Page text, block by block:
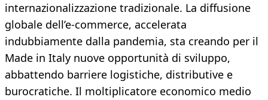
internazionalizzazione tradizionale. La diffusione
globale dell’e-commerce, accelerata
indubbiamente dalla pandemia, sta creando per il
Made in Italy nuove opportunità di sviluppo,
abbattendo barriere logistiche, distributive e
burocratiche. Il moltiplicatore economico medio